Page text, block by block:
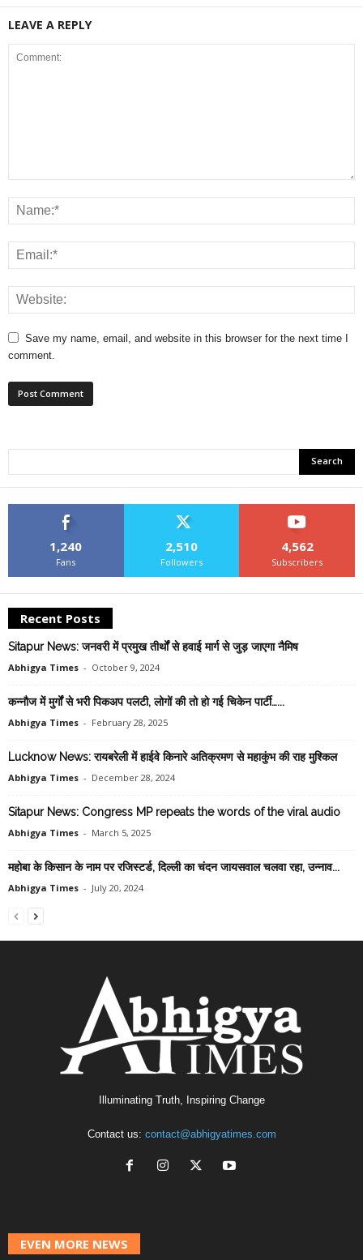
LEAVE A REPLY
Save my name, email, and website in this browser for the next time I
comment.
1,240
Fans
2,510
Followers
4,562
Subscribers
Recent Posts
Sitapur News: जनवरी में प्रमुख तीर्थों से हवाई मार्ग से जुड़ जाएगा नैमिष
Abhigya Times - October 9, 2024
कन्नौज में मुर्गों से भरी पिकअप पलटी, लोगों की तो हो गई चिकेन पार्टी…...
Abhigya Times - February 28, 2025
Lucknow News: रायबरेली में हाईवे किनारे अतिक्रमण से महाकुंभ की राह मुश्किल
Abhigya Times - December 28, 2024
Sitapur News: Congress MP repeats the words of the viral audio
Abhigya Times - March 5, 2025
महोबा के किसान के नाम पर रजिस्टर्ड, दिल्ली का चंदन जायसवाल चलवा रहा, उन्नाव...
Abhigya Times - July 20, 2024
Illuminating Truth, Inspiring Change
Contact us: contact@abhigyatimes.com
EVEN MORE NEWS